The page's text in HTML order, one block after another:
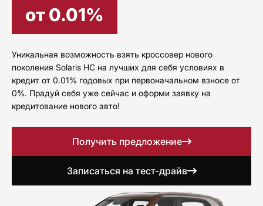
от 0.01%
Уникальная возможность взять кроссовер нового
поколения Solaris HC на лучших для себя условиях в
кредит от 0.01% годовых при первоначальном взносе от
0%. Прадуй себя уже сейчас и оформи заявку на
кредитование нового авто!
Получить предложение
Записаться на тест-драйв